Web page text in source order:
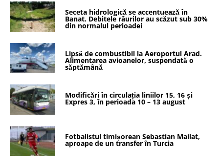
Seceta hidrologică se accentuează în
Banat. Debitele râurilor au scăzut sub 30%
din normalul perioadei
Lipsă de combustibil la Aeroportul Arad.
Alimentarea avioanelor, suspendată o
săptămână
Modificări în circulația liniilor 15, 16 și
Expres 3, în perioada 10 – 13 august
Fotbalistul timișorean Sebastian Mailat,
aproape de un transfer în Turcia